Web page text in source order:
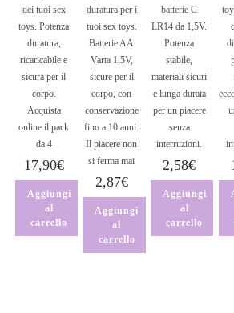
dei tuoi sex
toys. Potenza
duratura,
ricaricabile e
sicura per il
corpo.
Acquista
online il pack
da 4
17,90€
Aggiungi
al
carrello
duratura per i
tuoi sex toys.
Batterie AA
Varta 1,5V,
sicure per il
corpo, con
conservazione
fino a 10 anni.
Il piacere non
si ferma mai
2,87€
Aggiungi
al
carrello
batterie C
LR14 da 1,5V.
Potenza
stabile,
materiali sicuri
e lunga durata
per un piacere
senza
interruzioni.
2,58€
Aggiungi
al
carrello